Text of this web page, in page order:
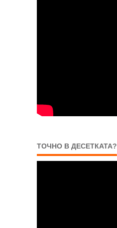
ТОЧНО В ДЕСЕТКАТА?